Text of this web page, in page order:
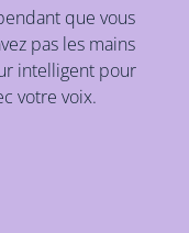
que vous
pas les mains
intelligent pour
votre voix.